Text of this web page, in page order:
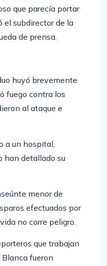
que parecía portar
el subdirector de la
de prensa.
huyó brevemente
fuego contra los
al ataque e
a un hospital,
han detallado su
menor de
efectuados por
no corre peligro.
que trabajan
fueron